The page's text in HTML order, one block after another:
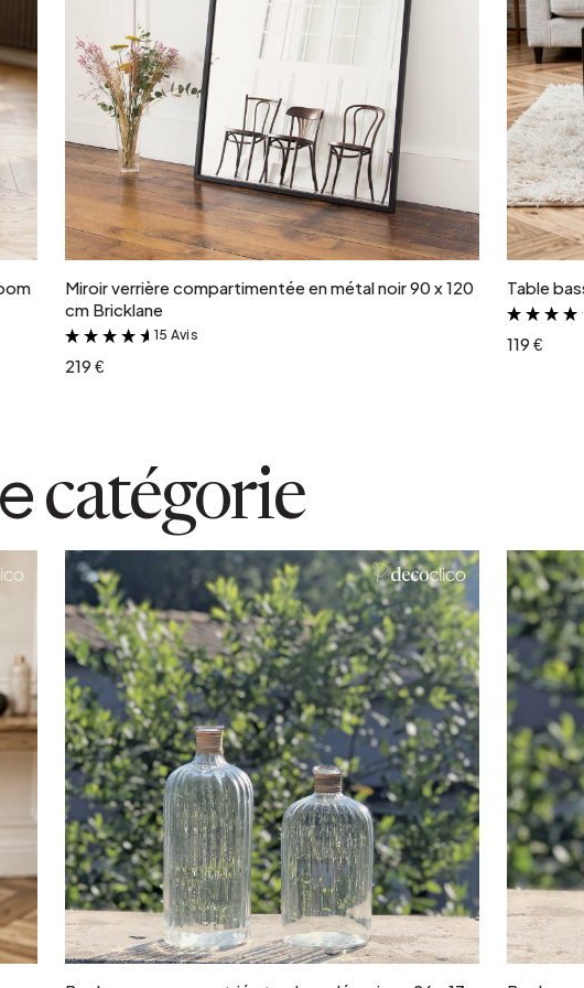
Ajouter au panier
Miroir verrière compartimentée en métal noir 90 x 120
cm Bricklane
&
15 Avis
219 €
Table
119 €
catégorie
Ajouter au panier